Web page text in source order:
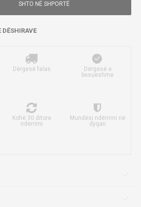
SHTO NË SHPORTË
DËSHIRAVE
Dërgesë falas
Dërgesë e
besueshme
Kohë 30 ditore
ndërrimi
Mundësi ndërrimi në
dyqan